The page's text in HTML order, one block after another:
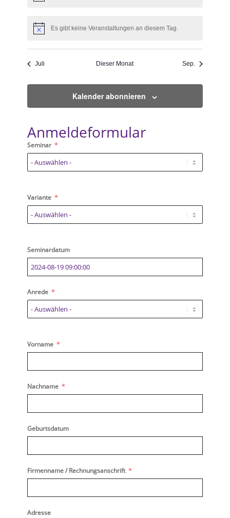
HinweisEs gibt keine Veranstaltungen an diesem Tag.
Juli Dieser Monat Sep.
Kalender abonnieren
Anmeldeformular
Seminar
Variante
Seminardatum
Anrede
Vorname
Nachname
Geburtsdatum
Firmenname / Rechnungsanschrift
Adresse